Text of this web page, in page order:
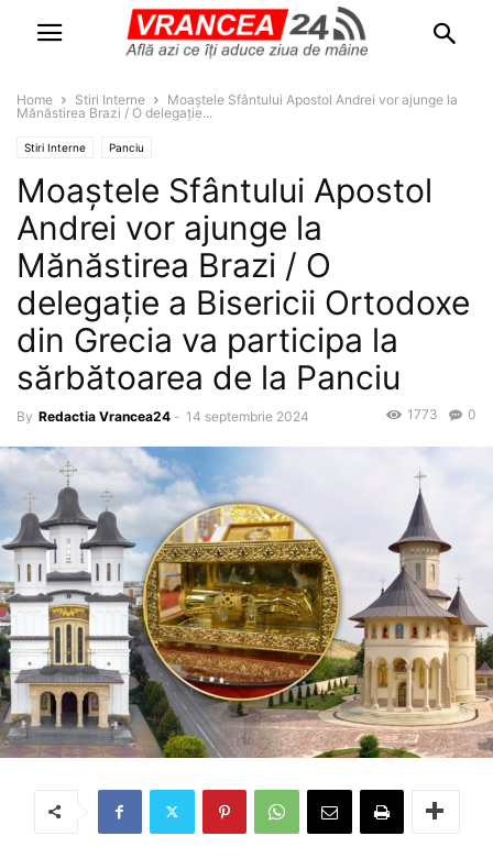
Home Stiri Interne
Moaștele Sfântului Apostol Andrei vor ajunge la
Mănăstirea Brazi / O delegație...
Stiri Interne Panciu
Moaștele Sfântului Apostol
Andrei vor ajunge la
Mănăstirea Brazi / O
delegație a Bisericii Ortodoxe
din Grecia va participa la
sărbătoarea de la Panciu
By Redactia Vrancea24 - 14 septembrie 2024 0
1773